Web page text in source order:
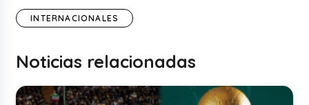
INTERNACIONALES
Noticias relacionadas